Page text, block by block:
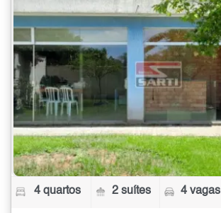
4 quartos 2 suítes 4 vagas